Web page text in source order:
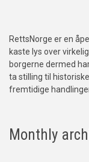
RettsNorge er en
kaste lys over
borgerne dermed
ta stilling til
fremtidige
Monthly